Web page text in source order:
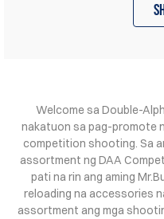
Welcome sa Double-
nakatuon sa pag-promote
competition shooting. Sa
assortment ng DAA
pati na rin ang aming
reloading na accessories
assortment ang mga